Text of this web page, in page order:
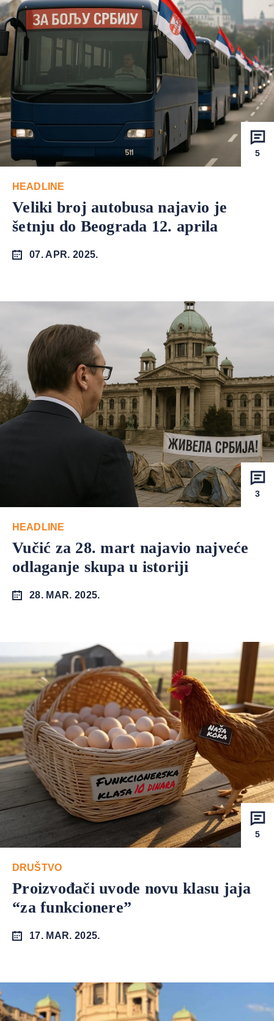
5
HEADLINE
Veliki broj autobusa najavio je
šetnju do Beograda 12. aprila
07. APR. 2025.
3
HEADLINE
Vučić za 28. mart najavio najveće
odlaganje skupa u istoriji
28. MAR. 2025.
5
DRUŠTVO
Proizvođači uvode novu klasu jaja
“za funkcionere”
17. MAR. 2025.